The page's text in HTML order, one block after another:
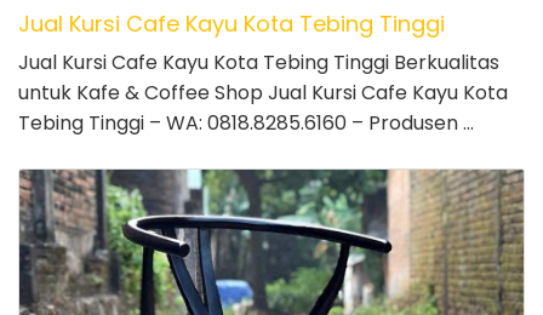
Jual Kursi Cafe Kayu Kota Tebing Tinggi
Jual Kursi Cafe Kayu Kota Tebing Tinggi Berkualitas
untuk Kafe & Coffee Shop Jual Kursi Cafe Kayu Kota
Tebing Tinggi – WA: 0818.8285.6160 – Produsen …